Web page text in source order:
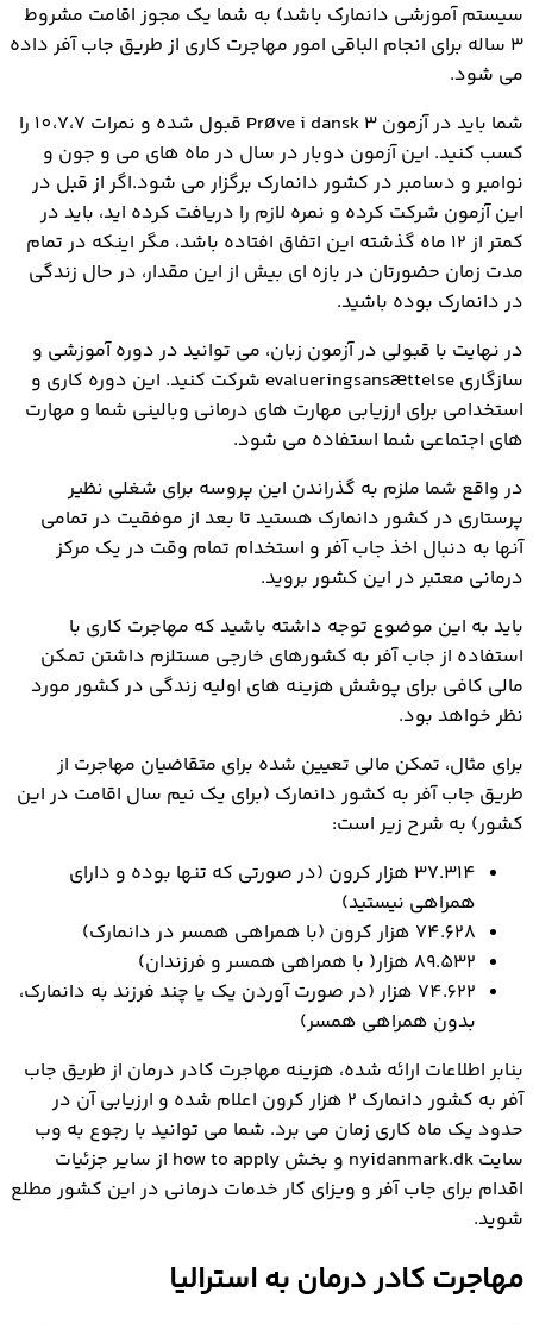
سیستم آموزشی دانمارک باشد) به شما یک مجوز اقامت مشروط
3 ساله برای انجام الباقی امور مهاجرت کاری از طریق جاب آفر داده
می شود.
شما باید در آزمون Prøve i dansk 3 قبول شده و نمرات 10،7،7 را
کسب کنید. این آزمون دوبار در سال در ماه های می و جون و
نوامبر و دسامبر در کشور دانمارک برگزار می شود.اگر از قبل در
این آزمون شرکت کرده و نمره لازم را دریافت کرده اید، باید در
کمتر از 12 ماه گذشته این اتفاق افتاده باشد، مگر اینکه در تمام
مدت زمان حضورتان در بازه ای بیش از این مقدار، در حال زندگی
در دانمارک بوده باشید.
در نهایت با قبولی در آزمون زبان، می توانید در دوره آموزشی و
سازگاری evalueringsansættelse شرکت کنید. این دوره کاری و
استخدامی برای ارزیابی مهارت های درمانی وبالینی شما و مهارت
های اجتماعی شما استفاده می شود.
در واقع شما ملزم به گذراندن این پروسه برای شغلی نظیر
پرستاری در کشور دانمارک هستید تا بعد از موفقیت در تمامی
آنها به دنبال اخذ جاب آفر و استخدام تمام وقت در یک مرکز
درمانی معتبر در این کشور بروید.
باید به این موضوع توجه داشته باشید که مهاجرت کاری با
استفاده از جاب آفر به کشورهای خارجی مستلزم داشتن تمکن
مالی کافی برای پوشش هزینه های اولیه زندگی در کشور مورد
نظر خواهد بود.
برای مثال، تمکن مالی تعیین شده برای متقاضیان مهاجرت از
طریق جاب آفر به کشور دانمارک (برای یک نیم سال اقامت در این
کشور) به شرح زیر است:
37.314 هزار کرون (در صورتی که تنها بوده و دارای
همراهی نیستید)
74.628 هزار کرون (با همراهی همسر در دانمارک)
89.532 هزار( با همراهی همسر و فرزندان)
74.622 هزار (در صورت آوردن یک یا چند فرزند به دانمارک،
بدون همراهی همسر)
بنابر اطلاعات ارائه شده، هزینه مهاجرت کادر درمان از طریق جاب
آفر به کشور دانمارک 2 هزار کرون اعلام شده و ارزیابی آن در
حدود یک ماه کاری زمان می برد. شما می توانید با رجوع به وب
سایت nyidanmark.dk و بخش how to apply از سایر جزئیات
اقدام برای جاب آفر و ویزای کار خدمات درمانی در این کشور مطلع
شوید.
مهاجرت کادر درمان به استرالیا